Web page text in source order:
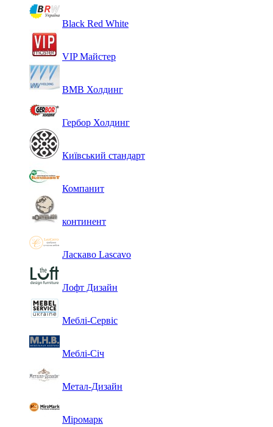
Black Red White
VIP Майстер
ВМВ Холдинг
Гербор Холдинг
Київський стандарт
Компанит
континент
Ласкаво Lascavo
Лофт Дизайн
Меблі-Сервіс
Меблі-Січ
Метал-Дизайн
Міромарк